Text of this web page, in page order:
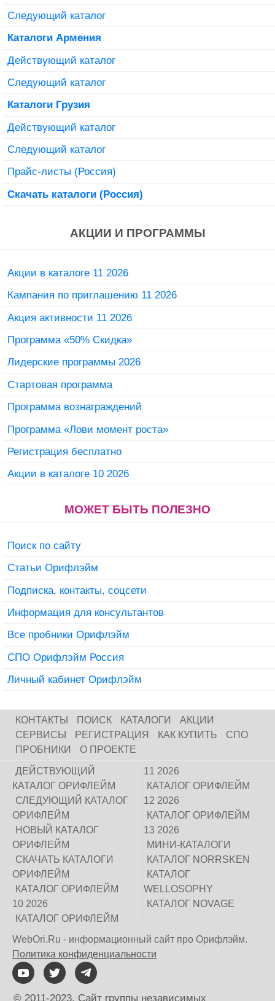
Следующий каталог
Каталоги Армения
Действующий каталог
Следующий каталог
Каталоги Грузия
Действующий каталог
Следующий каталог
Прайс-листы (Россия)
Скачать каталоги (Россия)
АКЦИИ И ПРОГРАММЫ
Акции в каталоге 11 2026
Кампания по приглашению 11 2026
Акция активности 11 2026
Программа «50% Скидка»
Лидерские программы 2026
Стартовая программа
Программа вознаграждений
Программа «Лови момент роста»
Регистрация бесплатно
Акции в каталоге 10 2026
МОЖЕТ БЫТЬ ПОЛЕЗНО
Поиск по сайту
Статьи Орифлэйм
Подписка, контакты, соцсети
Информация для консультантов
Все пробники Орифлэйм
СПО Орифлэйм Россия
Личный кабинет Орифлэйм
КОНТАКТЫ ПОИСК КАТАЛОГИ
АКЦИИ
СЕРВИСЫ
РЕГИСТРАЦИЯ КАК КУПИТЬ
СПО
ПРОБНИКИ
О ПРОЕКТЕ
ДЕЙСТВУЮЩИЙ
КАТАЛОГ ОРИФЛЕЙМ
СЛЕДУЮЩИЙ КАТАЛОГ
ОРИФЛЕЙМ
НОВЫЙ КАТАЛОГ
ОРИФЛЕЙМ
СКАЧАТЬ КАТАЛОГИ
ОРИФЛЕЙМ
КАТАЛОГ ОРИФЛЕЙМ
10 2026
КАТАЛОГ ОРИФЛЕЙМ
11 2026
КАТАЛОГ ОРИФЛЕЙМ
12 2026
КАТАЛОГ ОРИФЛЕЙМ
13 2026
МИНИ-КАТАЛОГИ
КАТАЛОГ NORRSKEN
КАТАЛОГ
WELLOSOPHY
КАТАЛОГ NOVAGE
WebOri.Ru - информационный сайт про Орифлэйм.
Политика конфиденциальности
© 2011-2023. Сайт группы независимых